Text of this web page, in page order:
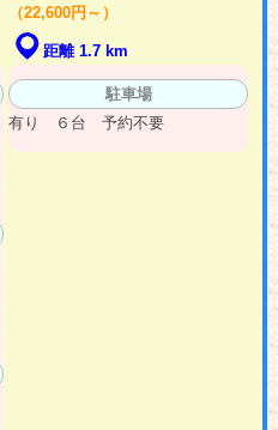
（22,600円～）
距離 1.7 km
駐車場
有り ６台 予約不要